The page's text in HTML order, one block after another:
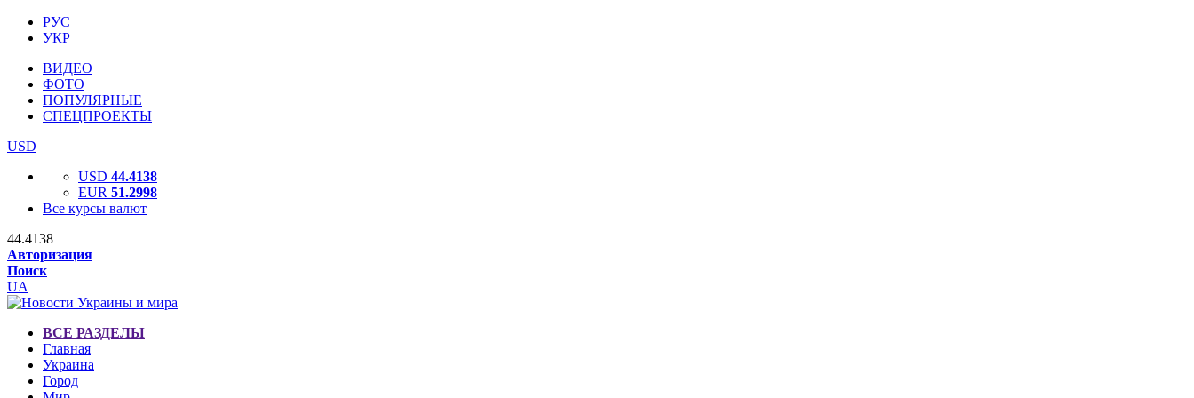
РУС
УКР
ВИДЕО
ФОТО
ПОПУЛЯРНЫЕ
СПЕЦПРОЕКТЫ
USD
USD 44.4138
EUR 51.2998
Все курсы валют
44.4138
Авторизация
Поиск
UA
ВСЕ РАЗДЕЛЫ
Главная
Украина
Город